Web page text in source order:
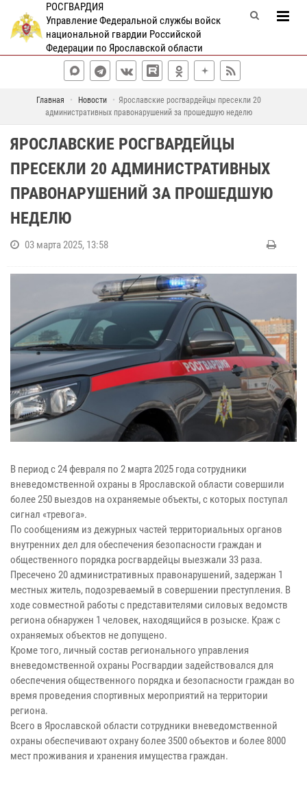
РОСГВАРДИЯ
Управление Федеральной службы войск
национальной гвардии Российской
Федерации по Ярославской области
Главная Новости
Ярославские росгвардейцы пресекли 20
административных правонарушений за прошедшую неделю
ЯРОСЛАВСКИЕ РОСГВАРДЕЙЦЫ
ПРЕСЕКЛИ 20 АДМИНИСТРАТИВНЫХ
ПРАВОНАРУШЕНИЙ ЗА ПРОШЕДШУЮ
НЕДЕЛЮ
03 марта 2025, 13:58
В период с 24 февраля по 2 марта 2025 года сотрудники
вневедомственной охраны в Ярославской области совершили
более 250 выездов на охраняемые объекты, с которых поступал
сигнал «тревога».
По сообщениям из дежурных частей территориальных органов
внутренних дел для обеспечения безопасности граждан и
общественного порядка росгвардейцы выезжали 33 раза.
Пресечено 20 административных правонарушений, задержан 1
местных житель, подозреваемый в совершении преступления. В
ходе совместной работы с представителями силовых ведомств
региона обнаружен 1 человек, находящийся в розыске. Краж с
охраняемых объектов не допущено.
Кроме того, личный состав регионального управления
вневедомственной охраны Росгвардии задействовался для
обеспечения общественного порядка и безопасности граждан во
время проведения спортивных мероприятий на территории
региона.
Всего в Ярославской области сотрудники вневедомственной
охраны обеспечивают охрану более 3500 объектов и более 8000
мест проживания и хранения имущества граждан.